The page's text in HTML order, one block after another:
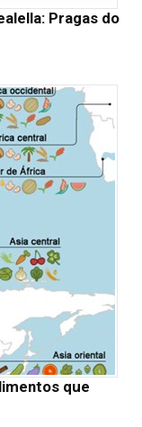
Pragas do
que